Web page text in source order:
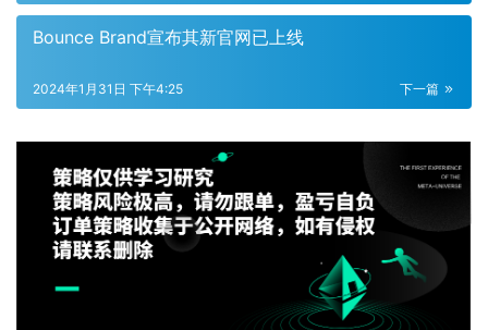
Bounce Brand宣布其新官网已上线
下一篇
2024年1月31日 下午4:25